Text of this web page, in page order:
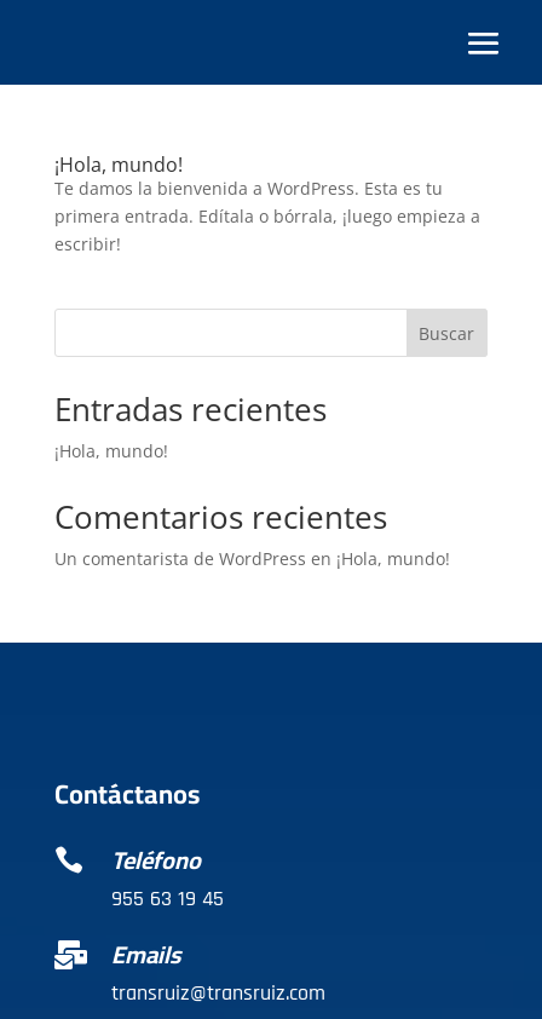
¡Hola, mundo!
Te damos la bienvenida a WordPress. Esta es tu
primera entrada. Edítala o bórrala, ¡luego empieza a
escribir!
Buscar
Entradas recientes
¡Hola, mundo!
Comentarios recientes
Un comentarista de WordPress en ¡Hola, mundo!
Contáctanos
 Teléfono
955 63 19 45
 Emails
transruiz@transruiz.com